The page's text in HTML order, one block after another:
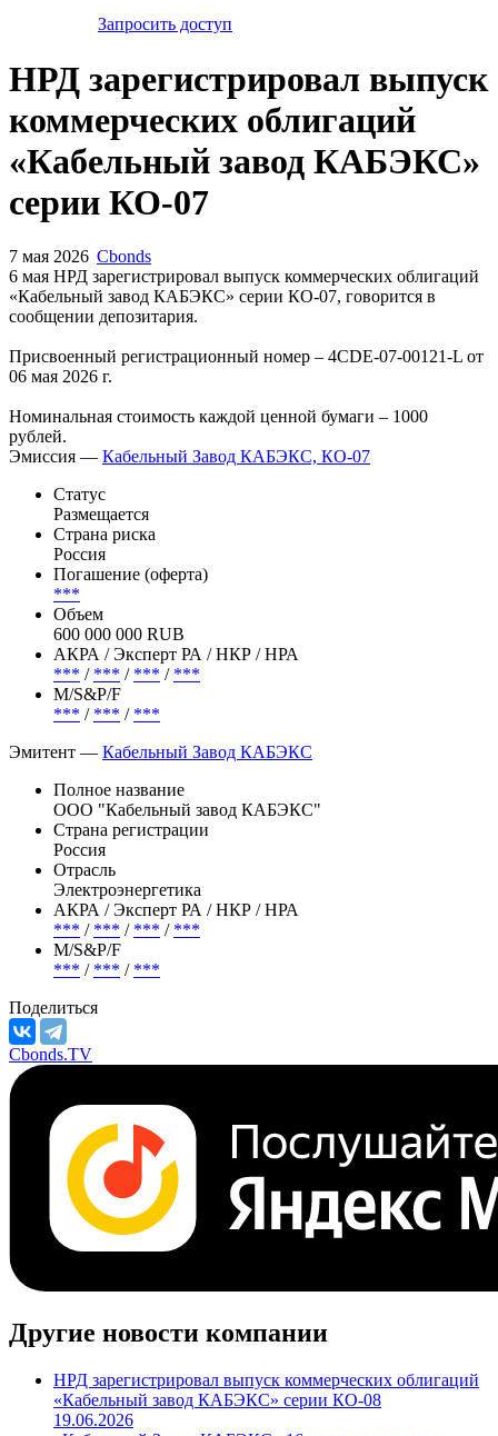
Запросить доступ
НРД зарегистрировал выпуск
коммерческих облигаций
серии КО-07
6 мая НРД зарегистрировал выпуск коммерческих облигаций
«Кабельный завод КАБЭКС» серии КО-07, говорится в
Присвоенный регистрационный номер – 4CDE-07-00121-L от
06 мая 2026 г.
Номинальная стоимость каждой ценной бумаги – 1000
рублей.
Эмиссия —Кабельный Завод КАБЭКС, КО-07
Статус
Размещается
Страна риска
Россия
Погашение (оферта)
***
Объем
600 000 000 RUB
*** /***/***/***
***/***/***
Эмитент —Кабельный Завод КАБЭКС
Полное название
ООО "Кабельный завод КАБЭКС"
Страна регистрации
Россия
Отрасль
Электроэнергетика
***/***
М/S&P/F
***/
Поделиться
Cbonds.TV
Другие новости компании